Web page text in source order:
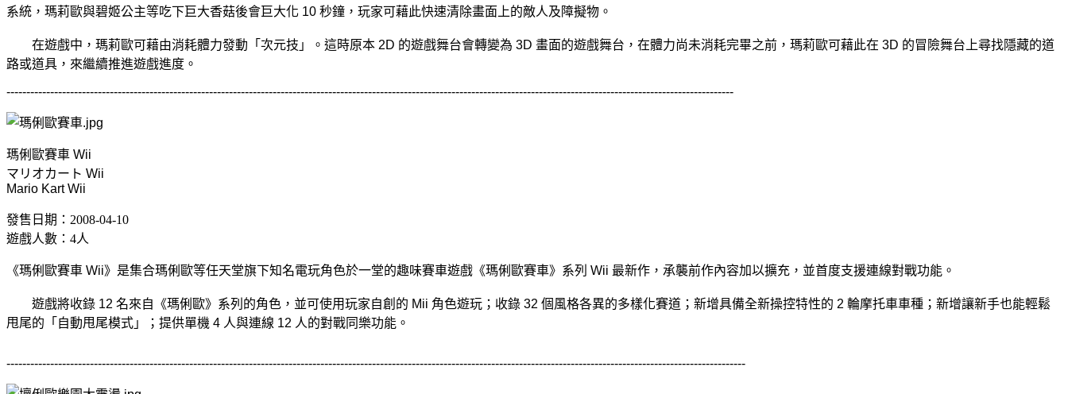
系統，瑪莉歐與碧姬公主等吃下巨大香菇後會巨大化 10 秒鐘，玩家可藉此快速清除畫面上的敵人及障擬物。
在遊戲中，瑪莉歐可藉由消耗體力發動「次元技」。這時原本 2D 的遊戲舞台會轉變為 3D 畫面的遊戲舞台，在體力尚未消耗完畢之前，瑪莉歐可藉此在 3D 的冒險舞台上尋找隱藏的道
路或道具，來繼續推進遊戲進度。
---------------------------------------------------------------------------------------------------------------------------------------------------------------------------------------
瑪俐歐賽車 Wii
マリオカート Wii
Mario Kart Wii
發售日期：2008-04-10
遊戲人數：4人
《瑪俐歐賽車 Wii》是集合瑪俐歐等任天堂旗下知名電玩角色於一堂的趣味賽車遊戲《瑪俐歐賽車》系列 Wii 最新作，承襲前作內容加以擴充，並首度支援連線對戰功能。
遊戲將收錄 12 名來自《瑪俐歐》系列的角色，並可使用玩家自創的 Mii 角色遊玩；收錄 32 個風格各異的多樣化賽道；新增具備全新操控特性的 2 輪摩托車車種；新增讓新手也能輕鬆
甩尾的「自動甩尾模式」；提供單機 4 人與連線 12 人的對戰同樂功能。
------------------------------------------------------------------------------------------------------------------------------------------------------------------------------------------